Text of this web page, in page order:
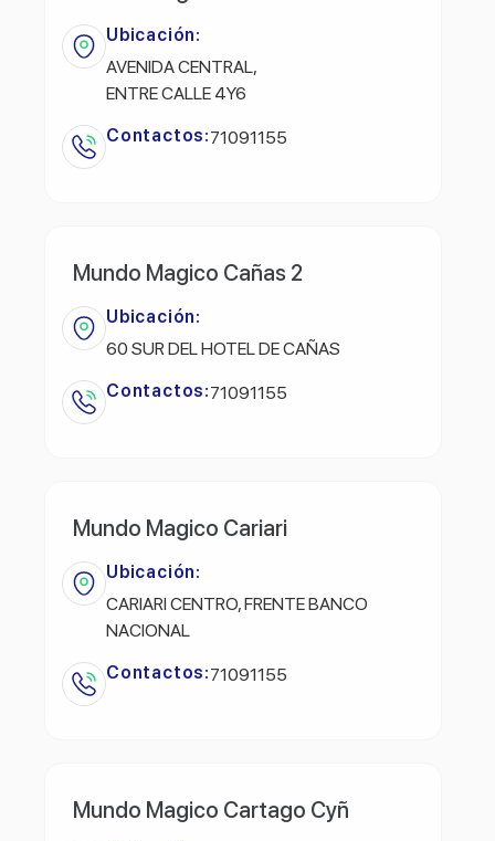
Ubicación:
AVENIDA CENTRAL,
ENTRE CALLE 4Y6
Contactos:71091155
Mundo Magico Cañas 2
Ubicación:
60 SUR DEL HOTEL DE CAÑAS
Contactos:71091155
Mundo Magico Cariari
Ubicación:
CARIARI CENTRO, FRENTE BANCO
NACIONAL
Contactos:71091155
Mundo Magico Cartago Cyñ